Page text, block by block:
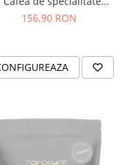
DROPSHOT
156,90 RON